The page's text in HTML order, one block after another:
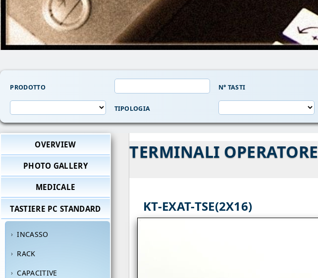
PRODOTTO N° TASTI
TIPOLOGIA
OVERVIEW
PHOTO GALLERY
MEDICALE
TASTIERE PC STANDARD
INCASSO
RACK
CAPACITIVE
TERMINALI OPERATORE
KT-EXAT-TSE(2X16)